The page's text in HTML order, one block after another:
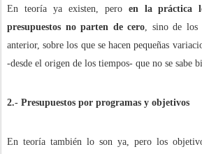
En teoría ya existen, pero en la práctica
presupuestos no parten de cero, sino de los
anterior, sobre los que se hacen pequeñas
-desde el origen de los tiempos- que no se sabe
2.- Presupuestos por programas y objetivos
En teoría también lo son ya, pero los